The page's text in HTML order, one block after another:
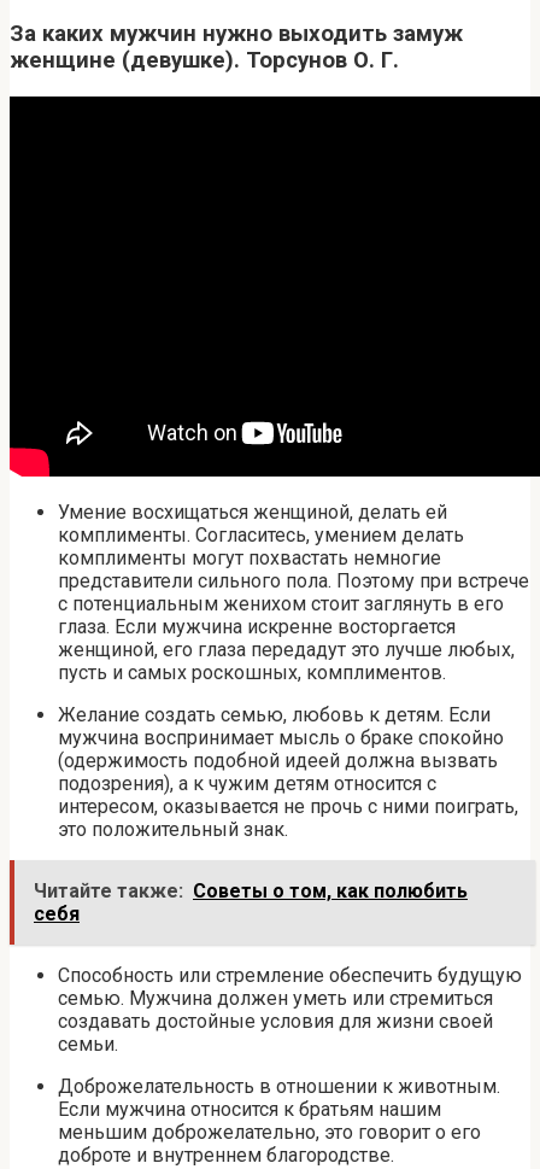
За каких мужчин нужно выходить замуж
женщине (девушке). Торсунов О. Г.
Умение восхищаться женщиной, делать ей
комплименты. Согласитесь, умением делать
комплименты могут похвастать немногие
представители сильного пола. Поэтому при встрече
с потенциальным женихом стоит заглянуть в его
глаза. Если мужчина искренне восторгается
женщиной, его глаза передадут это лучше любых,
пусть и самых роскошных, комплиментов.
Желание создать семью, любовь к детям. Если
мужчина воспринимает мысль о браке спокойно
(одержимость подобной идеей должна вызвать
подозрения), а к чужим детям относится с
интересом, оказывается не прочь с ними поиграть,
это положительный знак.
Читайте также: Советы о том, как полюбить
себя
Способность или стремление обеспечить будущую
семью. Мужчина должен уметь или стремиться
создавать достойные условия для жизни своей
семьи.
Доброжелательность в отношении к животным.
Если мужчина относится к братьям нашим
меньшим доброжелательно, это говорит о его
доброте и внутреннем благородстве.